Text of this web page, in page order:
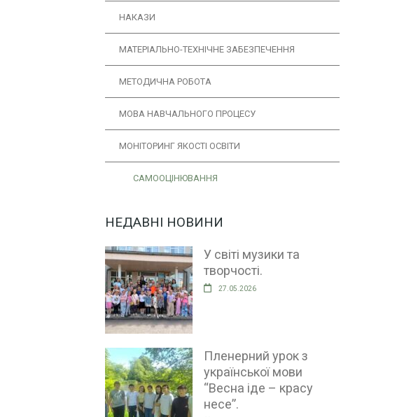
НАКАЗИ
МАТЕРІАЛЬНО-ТЕХНІЧНЕ ЗАБЕЗПЕЧЕННЯ
МЕТОДИЧНА РОБОТА
МОВА НАВЧАЛЬНОГО ПРОЦЕСУ
МОНІТОРИНГ ЯКОСТІ ОСВІТИ
САМООЦІНЮВАННЯ
НЕДАВНІ НОВИНИ
У світі музики та
творчості.
27.05.2026
Пленерний урок з
української мови
“Весна іде – красу
несе”.